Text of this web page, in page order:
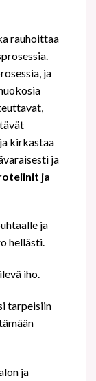
rauhoittaa
ja
kirkastaa
ja
ja
ja
hellästi.
iho.
tarpeisiin
ja